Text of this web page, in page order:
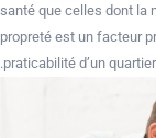
santé que celles dont la
propreté est un facteur
praticabilité d’un quartier.